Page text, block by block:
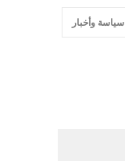
سياسة وأخبار